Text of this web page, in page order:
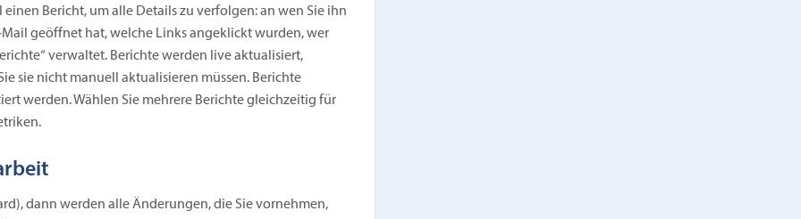
Bericht, um alle Details zu verfolgen: an wen Sie ihn
geöffnet hat, welche Links angeklickt wurden, wer
verwaltet. Berichte werden live aktualisiert,
sie nicht manuell aktualisieren müssen. Berichte
werden. Wählen Sie mehrere Berichte gleichzeitig für
dann werden alle Änderungen, die Sie vornehmen,